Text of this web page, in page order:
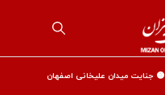
🟡 جنایت میدان علیخانی اصفهان